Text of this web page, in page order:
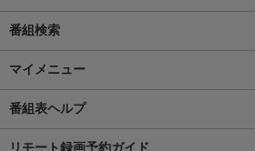
番組検索
マイメニュー
番組表ヘルプ
リモート録画予約ガイド